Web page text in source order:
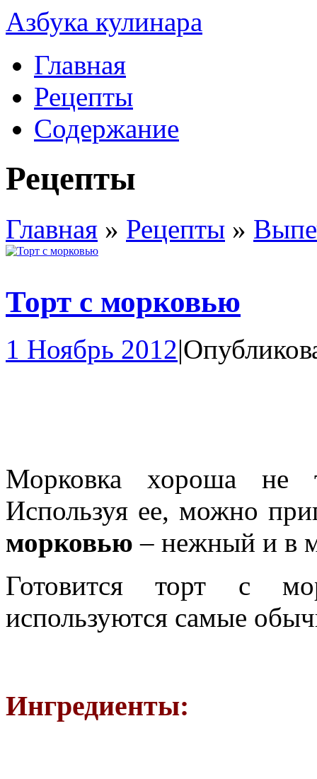
Азбука кулинара
Главная
Рецепты
Содержание
Рецепты
Главная » Рецепты »
Торт с морковью
1 Ноябрь 2012|
Морковка хороша не
Используя ее, можно
морковью – нежный и в
Готовится торт с
используются самые
Ингредиенты: